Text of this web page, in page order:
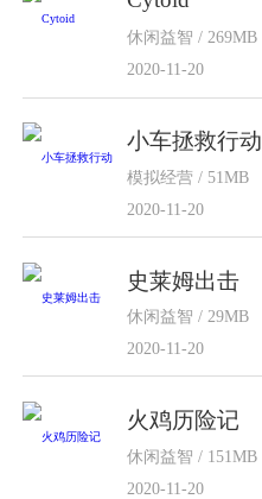
休闲益智 / 269MB
2020-11-20
小车拯救行动
模拟经营 / 51MB
2020-11-20
史莱姆出击
休闲益智 / 29MB
2020-11-20
火鸡历险记
休闲益智 / 151MB
2020-11-20